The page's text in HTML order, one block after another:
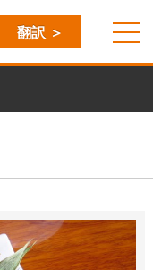
翻訳 ＞